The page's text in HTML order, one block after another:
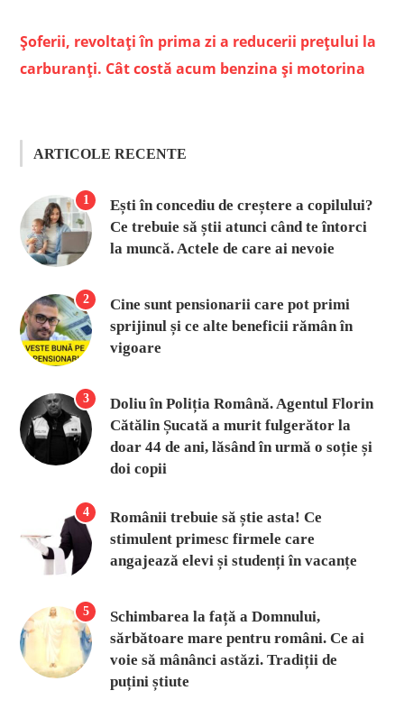
Șoferii, revoltați în prima zi a reducerii prețului la
carburanți. Cât costă acum benzina și motorina
ARTICOLE RECENTE
1
Ești în concediu de creștere a copilului?
Ce trebuie să știi atunci când te întorci
la muncă. Actele de care ai nevoie
2
Cine sunt pensionarii care pot primi
sprijinul și ce alte beneficii rămân în
vigoare
3
Doliu în Poliția Română. Agentul Florin
Cătălin Șucată a murit fulgerător la
doar 44 de ani, lăsând în urmă o soție și
doi copii
4
Românii trebuie să știe asta! Ce
stimulent primesc firmele care
angajează elevi și studenți în vacanțe
5
Schimbarea la față a Domnului,
sărbătoare mare pentru români. Ce ai
voie să mânânci astăzi. Tradiții de
puțini știute